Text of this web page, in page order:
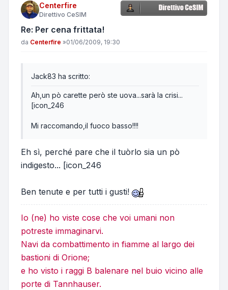
Centerfire
Direttivo CeSIM
Re: Per cena frittata!
Messaggio
da Centerfire »01/06/2009, 19:30
Jack83 ha scritto:
Ah,un pò carette però ste uova...sarà la crisi...
[icon_246
Mi raccomando,il fuoco basso!!!!
Eh sì, perché pare che il tuòrlo sia un pò
indigesto... [icon_246
Ben tenute e per tutti i gusti!
Io (ne) ho viste cose che voi umani non
potreste immaginarvi.
Navi da combattimento in fiamme al largo dei
bastioni di Orione;
e ho visto i raggi B balenare nel buio vicino alle
porte di Tannhauser.